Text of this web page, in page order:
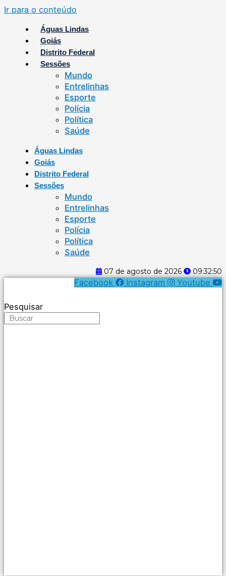
Ir para o conteúdo
Águas Lindas
Goiás
Distrito Federal
Sessões
Mundo
Entrelinhas
Esporte
Polícia
Política
Saúde
Águas Lindas
Goiás
Distrito Federal
Sessões
Mundo
Entrelinhas
Esporte
Polícia
Política
Saúde
07 de agosto de 2026 09:32:50
Facebook Instagram Youtube
Pesquisar